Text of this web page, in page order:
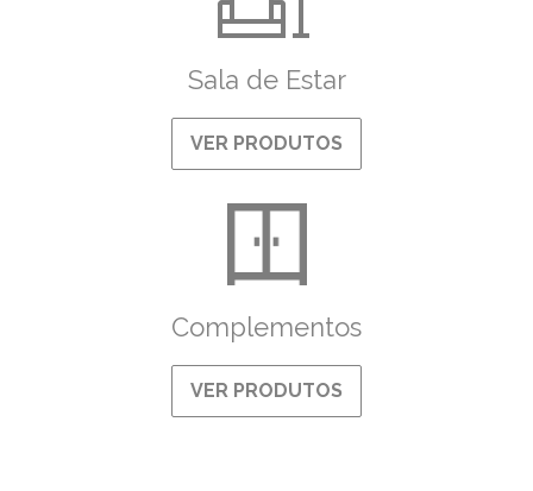
Sala de Estar
VER PRODUTOS
Complementos
VER PRODUTOS